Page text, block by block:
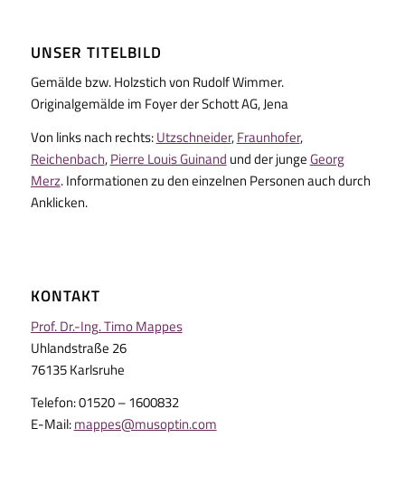
UNSER TITELBILD
Gemälde bzw. Holzstich von Rudolf Wimmer.
Originalgemälde im Foyer der Schott AG, Jena
Von links nach rechts:Utzschneider,Fraunhofer,
Reichenbach,Pierre Louis Guinand und der jungeGeorg
Merz. Informationen zu den einzelnen Personen auch durch
Anklicken.
KONTAKT
Prof. Dr.-Ing. Timo Mappes
Uhlandstraße 26
76135 Karlsruhe
Telefon: 01520 – 1600832
E-Mail:mappes@musoptin.com